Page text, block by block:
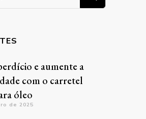
e aumente a
com o carretel
óleo
de 2025